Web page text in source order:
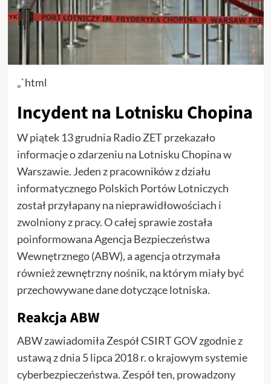
„`html
Incydent na Lotnisku Chopina
W piątek 13 grudnia Radio ZET przekazało
informacje o zdarzeniu na Lotnisku Chopina w
Warszawie. Jeden z pracowników z działu
informatycznego Polskich Portów Lotniczych
został przyłapany na nieprawidłowościach i
zwolniony z pracy. O całej sprawie została
poinformowana Agencja Bezpieczeństwa
Wewnętrznego (ABW), a agencja otrzymała
również zewnętrzny nośnik, na którym miały być
przechowywane dane dotyczące lotniska.
Reakcja ABW
ABW zawiadomiła Zespół CSIRT GOV zgodnie z
ustawą z dnia 5 lipca 2018 r. o krajowym systemie
cyberbezpieczeństwa. Zespół ten, prowadzony